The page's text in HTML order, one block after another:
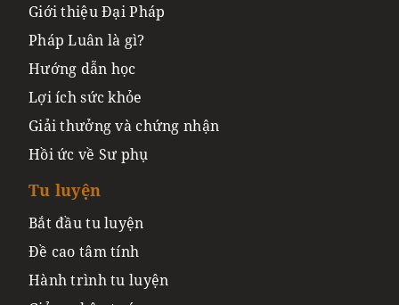
Giới thiệu Đại Pháp
Pháp Luân là gì?
Hướng dẫn học
Lợi ích sức khỏe
Giải thưởng và chứng nhận
Hồi ức về Sư phụ
Tu luyện
Bắt đầu tu luyện
Đề cao tâm tính
Hành trình tu luyện